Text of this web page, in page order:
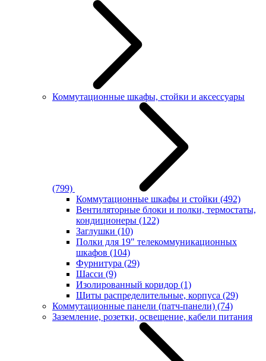
Коммутационные шкафы, стойки и аксессуары
(799)
Коммутационные шкафы и стойки (492)
Вентиляторные блоки и полки, термостаты,
кондиционеры (122)
Заглушки (10)
Полки для 19" телекоммуникационных
шкафов (104)
Фурнитура (29)
Шасси (9)
Изолированный коридор (1)
Щиты распределительные, корпуса (29)
Коммутационные панели (патч-панели) (74)
Заземление, розетки, освещение, кабели питания